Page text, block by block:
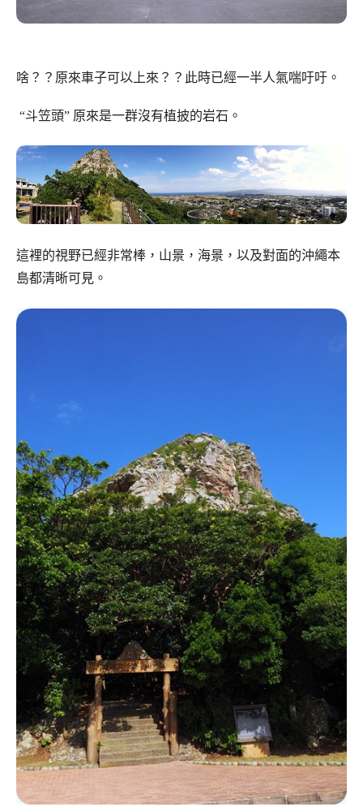
啥？？原來車子可以上來？？此時已經一半人氣喘吁吁。
“斗笠頭” 原來是一群沒有植披的岩石。
這裡的視野已經非常棒，山景，海景，以及對面的沖繩本
島都清晰可見。